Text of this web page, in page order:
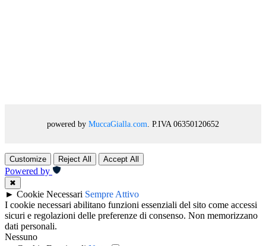
powered by MuccaGialla.com . P.IVA 06350120652
Customize Reject All Accept All
Powered by
✖
► Cookie Necessari Sempre Attivo
I cookie necessari abilitano funzioni essenziali del sito come accessi
sicuri e regolazioni delle preferenze di consenso. Non memorizzano
dati personali.
Nessuno